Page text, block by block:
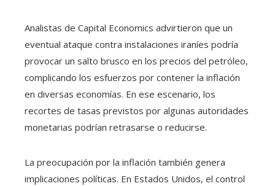
Analistas de Capital Economics advirtieron que un
eventual ataque contra instalaciones iraníes podría
provocar un salto brusco en los precios del petróleo,
complicando los esfuerzos por contener la inflación
en diversas economías. En ese escenario, los
recortes de tasas previstos por algunas autoridades
monetarias podrían retrasarse o reducirse.
La preocupación por la inflación también genera
implicaciones políticas. En Estados Unidos, el control